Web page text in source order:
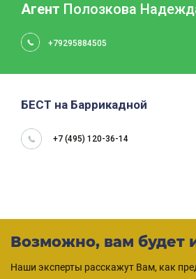
Агент Полозкова
+79295884505
БЕСТ на Баррикадной
+7 (495) 120-36-14
Возможно, вам будет
Наши эксперты расскажут Вам, как